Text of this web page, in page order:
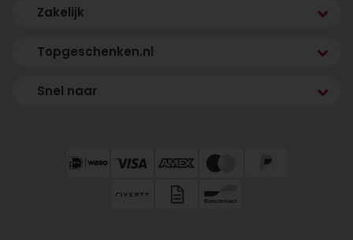
Zakelijk
Topgeschenken.nl
Snel naar